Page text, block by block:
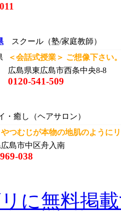
スクール（塾/家庭教師）
＜会話式授業＞ ご想像下さ
広島県東広島市西条中央8-8
0120-541-509
癒し（ヘアサロン）
つむじが本物の地肌のよう
島市中区舟入南
038
に無料掲